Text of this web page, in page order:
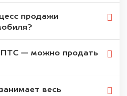
продажи
ПТС — можно продать
весь